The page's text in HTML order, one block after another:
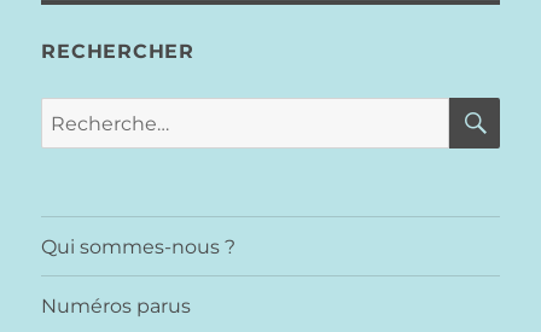
RECHERCHER
Recherche
pour :
Qui sommes-nous ?
Numéros parus